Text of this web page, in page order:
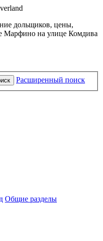
дольщиков, цены,
Марфино на улице Комдива
Расширенный поиск
Общие разделы